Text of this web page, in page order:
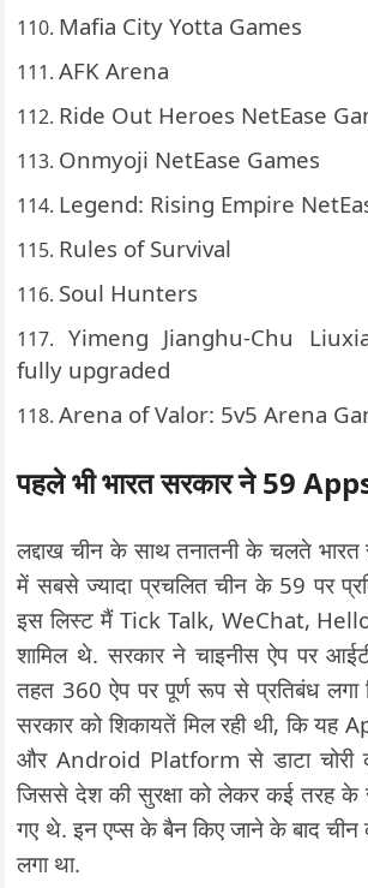
Mafia City Yotta Games
AFK Arena
Ride Out Heroes NetEase
Onmyoji NetEase Games
Legend: Rising Empire
Rules of Survival
Soul Hunters
Yimeng Jianghu-Chu
fully upgraded
Arena of Valor: 5v5 Arena
पहले भी भारत सरकार ने 59
लद्दाख चीन के साथ तनातनी के चलते भारत
में सबसे ज्यादा प्रचलित चीन के 59 पर
इस लिस्ट मैं Tick Talk, WeChat,
शामिल थे. सरकार ने चाइनीस ऐप पर
तहत 360 ऐप पर पूर्ण रूप से प्रतिबंध लगा
सरकार को शिकायतें मिल रही थी, कि यह
और Android Platform से डाटा चोरी
जिससे देश की सुरक्षा को लेकर कई तरह
गए थे. इन एप्स के बैन किए जाने के बाद चीन
लगा था.